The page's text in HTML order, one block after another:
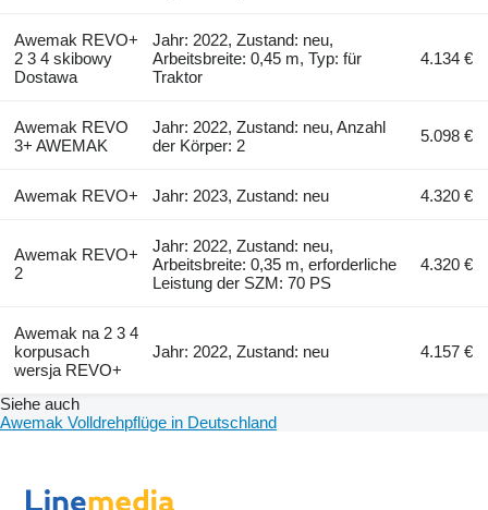
Awemak REVO+
2 3 4 skibowy
Dostawa
Jahr: 2022, Zustand: neu,
Arbeitsbreite: 0,45 m, Typ: für
Traktor
4.134 €
Awemak REVO
3+ AWEMAK
Jahr: 2022, Zustand: neu, Anzahl
der Körper: 2
5.098 €
Awemak REVO+ Jahr: 2023, Zustand: neu 4.320 €
Awemak REVO+
2
Jahr: 2022, Zustand: neu,
Arbeitsbreite: 0,35 m, erforderliche
Leistung der SZM: 70 PS
4.320 €
Awemak na 2 3 4
korpusach
wersja REVO+
Jahr: 2022, Zustand: neu 4.157 €
Siehe auch
Awemak Volldrehpflüge in Deutschland